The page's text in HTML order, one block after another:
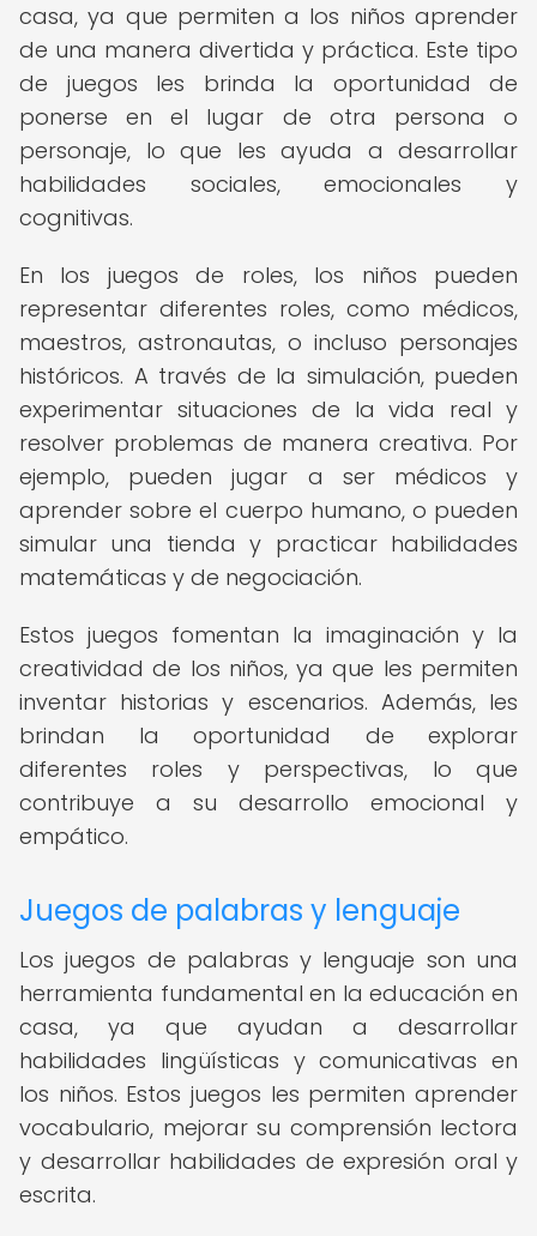
casa, ya que permiten a los niños aprender
de una manera divertida y práctica. Este tipo
de juegos les brinda la oportunidad de
ponerse en el lugar de otra persona o
personaje, lo que les ayuda a desarrollar
habilidades sociales, emocionales y
cognitivas.
En los juegos de roles, los niños pueden
representar diferentes roles, como médicos,
maestros, astronautas, o incluso personajes
históricos. A través de la simulación, pueden
experimentar situaciones de la vida real y
resolver problemas de manera creativa. Por
ejemplo, pueden jugar a ser médicos y
aprender sobre el cuerpo humano, o pueden
simular una tienda y practicar habilidades
matemáticas y de negociación.
Estos juegos fomentan la imaginación y la
creatividad de los niños, ya que les permiten
inventar historias y escenarios. Además, les
brindan la oportunidad de explorar
diferentes roles y perspectivas, lo que
contribuye a su desarrollo emocional y
empático.
Juegos de palabras y lenguaje
Los juegos de palabras y lenguaje son una
herramienta fundamental en la educación en
casa, ya que ayudan a desarrollar
habilidades lingüísticas y comunicativas en
los niños. Estos juegos les permiten aprender
vocabulario, mejorar su comprensión lectora
y desarrollar habilidades de expresión oral y
escrita.